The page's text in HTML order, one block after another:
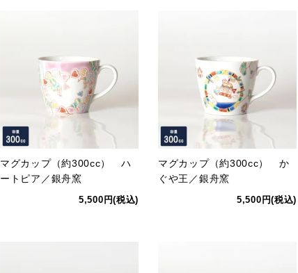
マグカップ（約300cc） ハ
ートピア／銀舟窯
5,500円(税込)
マグカップ（約300cc） か
ぐや王／銀舟窯
5,500円(税込)